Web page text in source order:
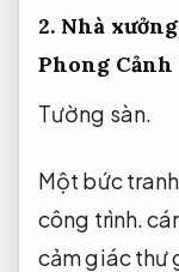
2. Nhà
Phong
Tường sàn.
Một bức
công trình.
cảm giác thư